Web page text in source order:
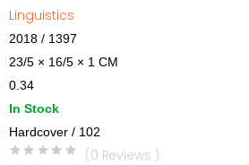
Linguistics
2018 / 1397
23/5 × 16/5 × 1 CM
0.34
In Stock
Hardcover / 102
(0 Reviews )